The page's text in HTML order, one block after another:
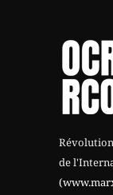
de